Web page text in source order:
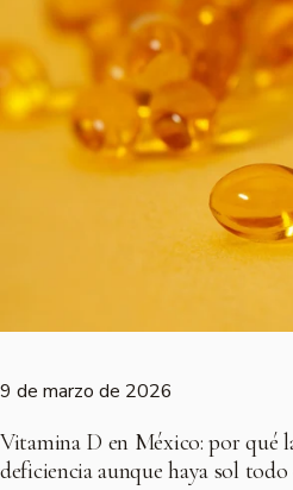
9 de marzo de 2026
Vitamina D en México: por qué
deficiencia aunque haya sol todo